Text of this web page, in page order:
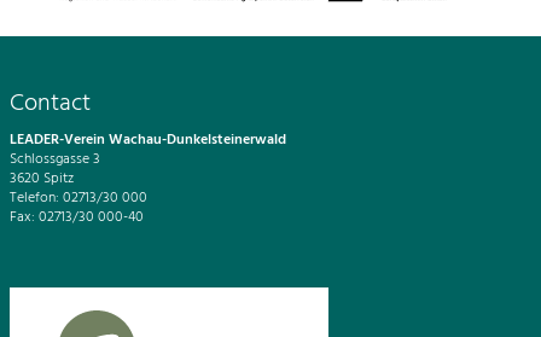
Contact
LEADER-Verein Wachau-Dunkelsteinerwald
Schlossgasse 3
3620 Spitz
Telefon: 02713/30 000
Fax: 02713/30 000-40